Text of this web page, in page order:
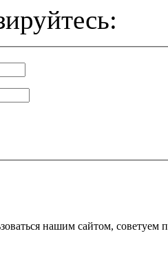
нашим сайтом, советуем